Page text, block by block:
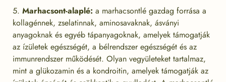
Marhacsont-alaplé: a marhacsontlé gazdag forrása a
kollagénnek, zselatinnak, aminosavaknak, ásványi
anyagoknak és egyéb tápanyagoknak, amelyek támogatják
az ízületek egészségét, a bélrendszer egészségét és az
immunrendszer működését. Olyan vegyületeket tartalmaz,
mint a glükozamin és a kondroitin, amelyek támogatják az